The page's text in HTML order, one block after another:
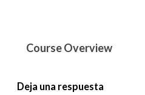
Course Overview
Deja una respuesta